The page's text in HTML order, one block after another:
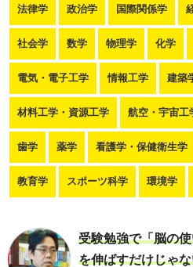
法律学 政治学 国際関係学
社会学 数学 物理学 化学
電気・電子工学 情報工学 建築
材料工学・資源工学 航空・宇宙工
歯学 薬学 看護学・保健衛生学
教育学 スポーツ科学 環境学
受験勉強で「脳の
を伸ばすだけじゃ